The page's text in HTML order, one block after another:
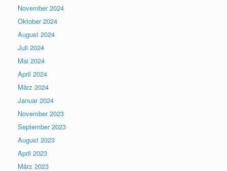
November 2024
Oktober 2024
August 2024
Juli 2024
Mai 2024
April 2024
März 2024
Januar 2024
November 2023
September 2023
August 2023
April 2023
März 2023